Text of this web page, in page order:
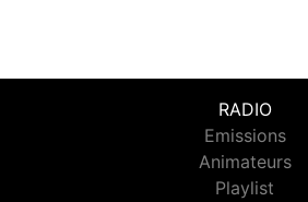
RADIO
Emissions
Animateurs
Playlist